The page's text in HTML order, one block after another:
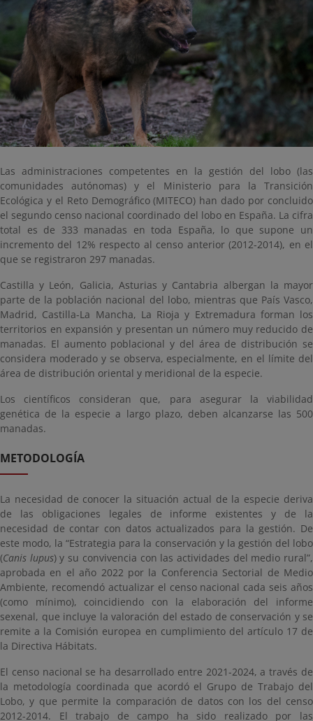
Las administraciones competentes en la gestión del lobo (las
comunidades autónomas) y el Ministerio para la Transición
Ecológica y el Reto Demográfico (MITECO) han dado por concluido
el segundo censo nacional coordinado del lobo en España. La cifra
total es de 333 manadas en toda España, lo que supone un
incremento del 12% respecto al censo anterior (2012-2014), en el
que se registraron 297 manadas.
Castilla y León, Galicia, Asturias y Cantabria albergan la mayor
parte de la población nacional del lobo, mientras que País Vasco,
Madrid, Castilla-La Mancha, La Rioja y Extremadura forman los
territorios en expansión y presentan un número muy reducido de
manadas. El aumento poblacional y del área de distribución se
considera moderado y se observa, especialmente, en el límite del
área de distribución oriental y meridional de la especie.
Los científicos consideran que, para asegurar la viabilidad
genética de la especie a largo plazo, deben alcanzarse las 500
manadas.
METODOLOGÍA
La necesidad de conocer la situación actual de la especie deriva
de las obligaciones legales de informe existentes y de la
necesidad de contar con datos actualizados para la gestión. De
este modo, la “Estrategia para la conservación y la gestión del lobo
(Canis lupus) y su convivencia con las actividades del medio rural”,
aprobada en el año 2022 por la Conferencia Sectorial de Medio
Ambiente, recomendó actualizar el censo nacional cada seis años
(como mínimo), coincidiendo con la elaboración del informe
sexenal, que incluye la valoración del estado de conservación y se
remite a la Comisión europea en cumplimiento del artículo 17 de
la Directiva Hábitats.
El censo nacional se ha desarrollado entre 2021-2024, a través de
la metodología coordinada que acordó el Grupo de Trabajo del
Lobo, y que permite la comparación de datos con los del censo
2012-2014. El trabajo de campo ha sido realizado por las